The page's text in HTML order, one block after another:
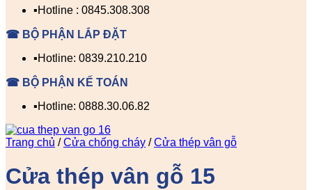
▪️Hotline : 0845.308.308
☎ BỘ PHẬN LẮP ĐẶT
▪️Hotline: 0839.210.210
☎ BỘ PHẬN KẾ TOÁN
▪️Hotline: 0888.30.06.82
Trang chủ / Cửa chống cháy / Cửa thép vân gỗ
Cửa thép vân gỗ 15